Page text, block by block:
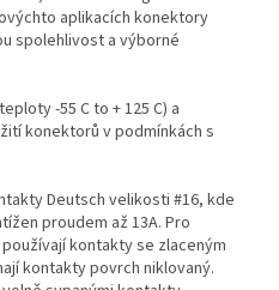
aplikacích konektory
spolehlivost a výborné
-55 C to + 125 C) a
konektorů v podmínkách s
Deutsch velikosti #16, kde
proudem až 13A. Pro
kontakty se zlaceným
kontakty povrch niklovaný.